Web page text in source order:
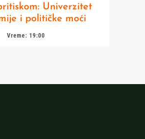
Univerzitet
i političke moći
Vreme: 19:00